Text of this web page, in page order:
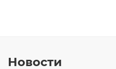
Новости